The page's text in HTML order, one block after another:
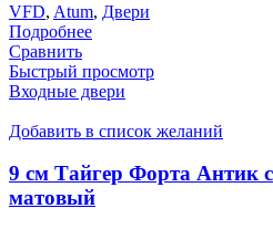
VFD, Atum, Двери
Подробнее
Сравнить
Быстрый просмотр
Входные двери
Добавить в список желаний
9 см Тайгер Форта Антик
матовый